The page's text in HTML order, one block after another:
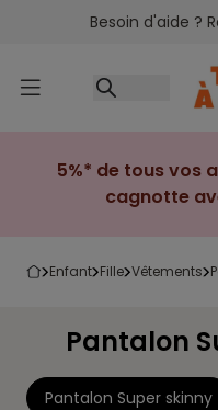
Accéder au contenu
Besoin d'aide ?
5%* de tous vos
cagnotte
enfant fille vêtements
Pantalon
Pantalon Super skinny